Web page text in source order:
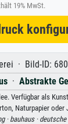
19% MwSt.
· Bild-ID:
· Abstrakte
Verfügbar als
Naturpapier oder
· bauhaus · deutsche